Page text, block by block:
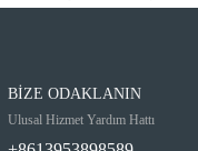
BİZE ODAKLANIN
Ulusal Hizmet Yardım Hattı